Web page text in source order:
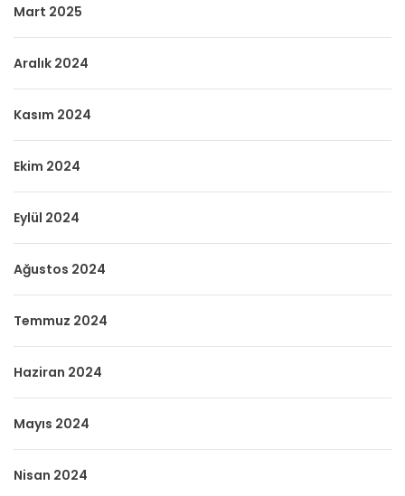
Mart 2025
Aralık 2024
Kasım 2024
Ekim 2024
Eylül 2024
Ağustos 2024
Temmuz 2024
Haziran 2024
Mayıs 2024
Nisan 2024